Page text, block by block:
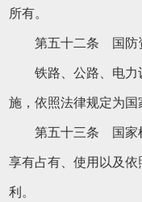
所有。
第五十二条 国防
铁路、公路、电力
施，依照法律规定为国
第五十三条 国家机
享有占有、使用以及
利。